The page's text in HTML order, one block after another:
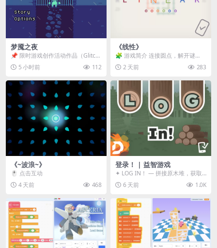
梦魇之夜
📌 限时游戏创作活动作品（Glitch
Game Jam） 📖 故事背景 怪物四...
5 小时前 112
《线性》
🧩 游戏简介 连接圆点，解开谜
题。 ⚠️ 重要提示 所有关卡均可通
关，请确保使用...
2 天前 283
《~波浪~》
🖱️ 点击互动
4 天前
468
登录！ | 益智游戏
✦ LOG IN！ — 拼接原木堆，获取
分数！ ᑕ☲◎ ᑕ☲◎ ᑕ☲◎ ᑕ☲◎ ...
6 天前 1.0K